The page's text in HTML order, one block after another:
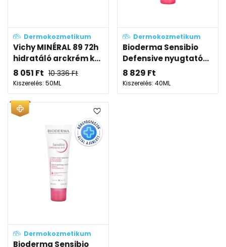
Dermokozmetikum
Vichy MINÉRAL 89 72h
hidratáló arckrém k...
8 051 Ft 10 336Ft
Kiszerelés: 50ML
Dermokozmetikum
Bioderma Sensibio
Defensive nyugtató...
8 829 Ft
Kiszerelés: 40ML
Dermokozmetikum
Bioderma Sensibio